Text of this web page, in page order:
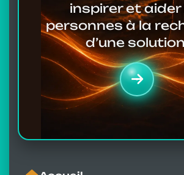
inspirer et aider
personnes à la
d’une